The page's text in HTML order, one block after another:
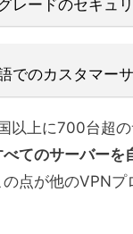
レードのセキュ
でのカスタマー
以上に700台超の
べてのサーバーを
の点が他のVPNプ